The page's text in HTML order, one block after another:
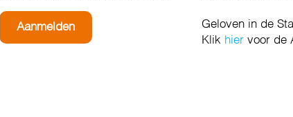
Aanmelden
Geloven in de
Klik hier voor de